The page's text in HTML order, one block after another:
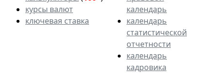
курсы валют
ключевая ставка
календарь
календарь
статистической
отчетности
календарь
кадровика